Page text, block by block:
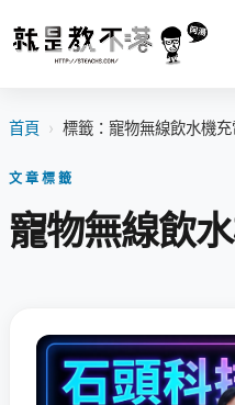
首頁 › 標籤：寵物無線飲水機
文章標籤
寵物無線飲